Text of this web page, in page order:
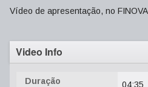
Vídeo de apresentação, no
Video Info
Duração 04:35